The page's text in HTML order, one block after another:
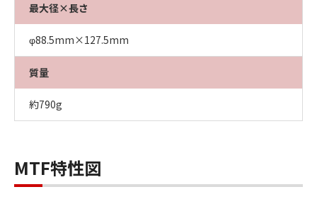
最大径×長さ
φ88.5mm×127.5mm
質量
約790g
MTF特性図